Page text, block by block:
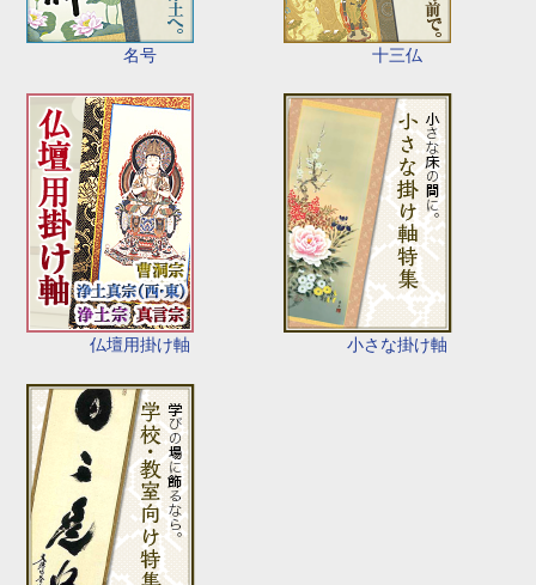
名号 十三仏
仏壇用掛け軸 小さな掛け軸